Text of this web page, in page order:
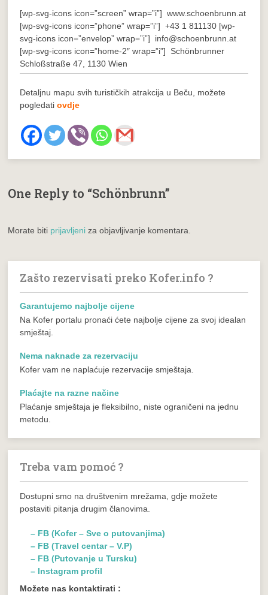
[wp-svg-icons icon=”screen” wrap=”i”] www.schoenbrunn.at
[wp-svg-icons icon=”phone” wrap=”i”] +43 1 811130 [wp-
svg-icons icon=”envelop” wrap=”i”] info@schoenbrunn.at
[wp-svg-icons icon=”home-2″ wrap=”i”] Schönbrunner
Schloßstraße 47, 1130 Wien
Detaljnu mapu svih turističkih atrakcija u Beču, možete
pogledatiovdje
One Reply to “Schönbrunn”
Morate biti prijavljeni za objavljivanje komentara.
Zašto rezervisati preko Kofer.info ?
Garantujemo najbolje cijene
Na Kofer portalu pronaći ćete najbolje cijene za svoj idealan
smještaj.
Nema naknade za rezervaciju
Kofer vam ne naplaćuje rezervacije smještaja.
Plaćajte na razne načine
Plaćanje smještaja je fleksibilno, niste ograničeni na jednu
metodu.
Treba vam pomoć ?
Dostupni smo na društvenim mrežama, gdje možete
postaviti pitanja drugim članovima.
– FB (Kofer – Sve o putovanjima)
– FB (Travel centar – V.P)
– FB (Putovanje u Tursku)
– Instagram profil
Možete nas kontaktirati :